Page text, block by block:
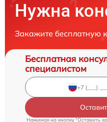
Нужна
Закажите бесплатную
Бесплатная
специалистом
Нажимая на кнопку "Оставить